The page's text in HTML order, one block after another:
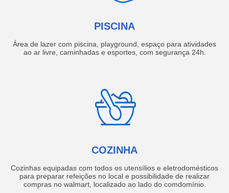
PISCINA
Área de lazer com piscina, playground, espaço para atividades
ao ar livre, caminhadas e esportes, com segurança 24h.
COZINHA
Cozinhas equipadas com todos os utensílios e eletrodomésticos
para preparar refeições no local e possibilidade de realizar
compras no walmart, localizado ao lado do comdomínio.